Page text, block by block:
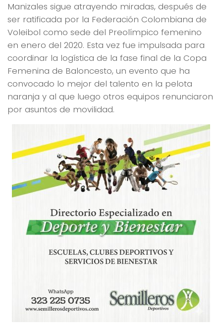
Manizales sigue atrayendo miradas, después de
ser ratificada por la Federación Colombiana de
Voleibol como sede del Preolímpico femenino
en enero del 2020. Esta vez fue impulsada para
coordinar la logística de la fase final de la Copa
Femenina de Baloncesto, un evento que ha
convocado lo mejor del talento en la pelota
naranja y al que luego otros equipos renunciaron
por asuntos de movilidad.